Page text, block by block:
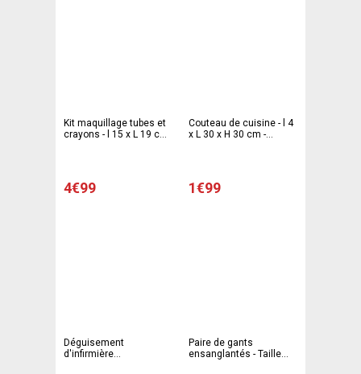
Kit maquillage tubes et
crayons - l 15 x L 19 cm
4€99
Couteau de cuisine - l 4
x L 30 x H 30 cm -
1€99
Déguisement
d'infirmière
Paire de gants
ensanglantés - Taille